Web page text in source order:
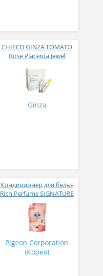
CHIECO GINZA TOMATO
Rose Placenta Jewel
в желе № 30
Ginza
Кондиционер для белья
Rich Perfume SIGNATURE
парфюмированный
супер-концентрат с
ароматом Фиеста 1,6 л
Pigeon Corporation
(Корея)